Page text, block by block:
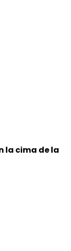
la cima de la